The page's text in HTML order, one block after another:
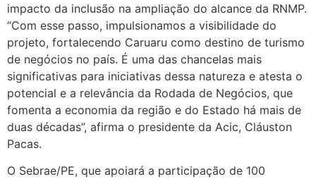
impacto da inclusão na ampliação do alcance da RNMP.
“Com esse passo, impulsionamos a visibilidade do
projeto, fortalecendo Caruaru como destino de turismo
de negócios no país. É uma das chancelas mais
significativas para iniciativas dessa natureza e atesta o
potencial e a relevância da Rodada de Negócios, que
fomenta a economia da região e do Estado há mais de
duas décadas”, afirma o presidente da Acic, Cláuston
Pacas.
O Sebrae/PE, que apoiará a participação de 100